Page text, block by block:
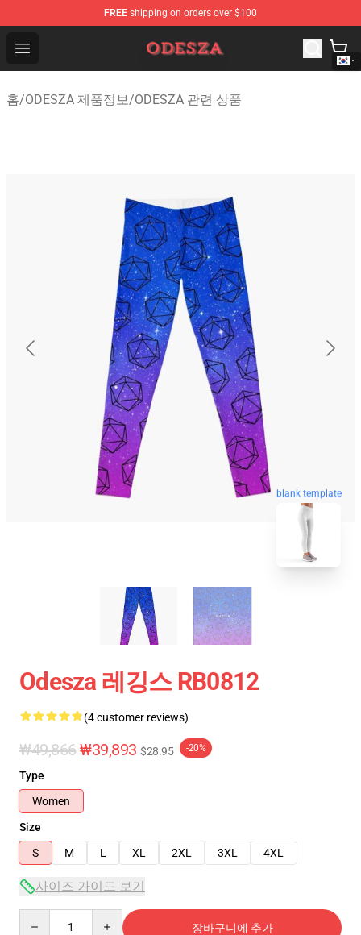
FREE shipping on orders over $100
Open menu
ODESZA Shop - Official ODESZA Merchandise Store
홈/ODESZA 제품정보/ODESZA 관련 상품
blank template
Odesza 레깅스 RB0812
(4 customer reviews)
₩49,866₩39,893 $28.95 -20%
Type
Women
Size
S
M L XL 2XL 3XL 4XL
사이즈 가이드 보기
장바구니에 추가